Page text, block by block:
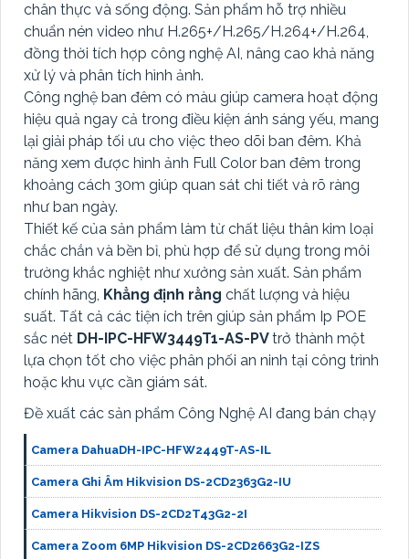
chân thực và sống động. Sản phẩm hỗ trợ nhiều
chuẩn nén video như H.265+/H.265/H.264+/H.264,
đồng thời tích hợp công nghệ AI, nâng cao khả năng
xử lý và phân tích hình ảnh.
Công nghệ ban đêm có màu giúp camera hoạt động
hiệu quả ngay cả trong điều kiện ánh sáng yếu, mang
lại giải pháp tối ưu cho việc theo dõi ban đêm. Khả
năng xem được hình ảnh Full Color ban đêm trong
khoảng cách 30m giúp quan sát chi tiết và rõ ràng
như ban ngày.
Thiết kế của sản phẩm làm từ chất liệu thân kim loại
chắc chắn và bền bỉ, phù hợp để sử dụng trong môi
trường khắc nghiệt như xưởng sản xuất. Sản phẩm
chính hãng, Khẳng định rằng chất lượng và hiệu
suất. Tất cả các tiện ích trên giúp sản phẩm Ip POE
sắc nét DH-IPC-HFW3449T1-AS-PVtrở thành một
lựa chọn tốt cho việc phân phối an ninh tại công trình
hoặc khu vực cần giám sát.
Đề xuất các sản phẩm Công Nghệ AI đang bán chạy
Camera DahuaDH-IPC-HFW2449T-AS-IL
Camera Ghi Âm Hikvision DS-2CD2363G2-IU
Camera Hikvision DS-2CD2T43G2-2I
Camera Zoom 6MP Hikvision DS-2CD2663G2-IZS